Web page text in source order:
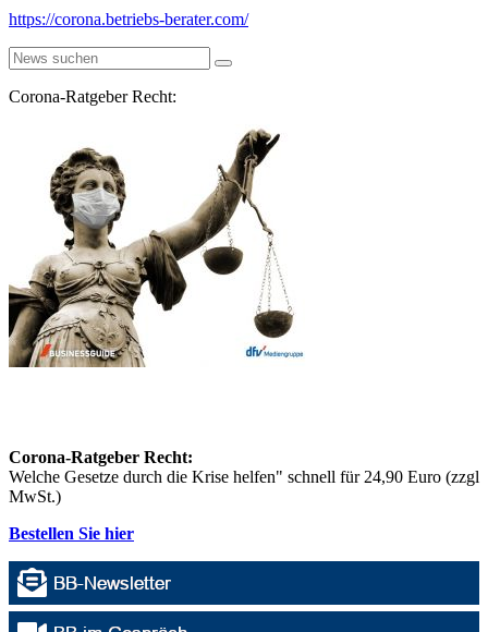
https://corona.betriebs-berater.com/
Corona-Ratgeber Recht:
Corona-Ratgeber Recht:
Welche Gesetze durch die Krise helfen" schnell für 24,90 Euro (zzgl
MwSt.)
Bestellen Sie hier